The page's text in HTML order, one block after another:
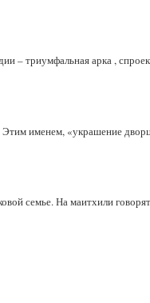
– триумфальная арка ,
именем, «украшение
семье. На маитхили